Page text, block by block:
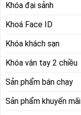
Khóa đại sảnh
Khoá Face ID
Khóa khách sạn
Khóa vân tay 2 chiều
Sản phẩm bán chạy
Sản phẩm khuyến mãi